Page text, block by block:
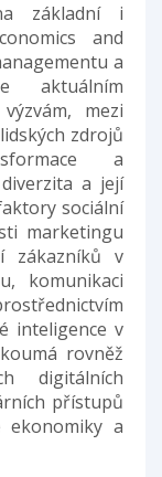
základní i
and
a
aktuálním
mezi
zdrojů
a
a její
sociální
marketingu
zákazníků v
komunikaci
inteligence v
rovněž
digitálních
přístupů
ekonomiky a